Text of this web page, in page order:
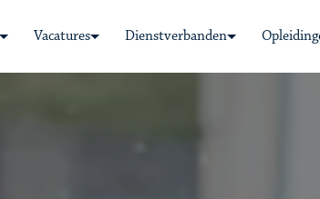
Vacatures Dienstverbanden